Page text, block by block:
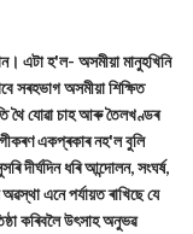
এটা হ'ল- অসমীয়া মানুহখিনি
সৰহভাগ অসমীয়া শিক্ষিত
থৈ যোৱা চাহ আৰু তৈলখণ্ডৰ
একপ্ৰকাৰ নহ'ল বুলি
ধৰি আন্দোলন, সংঘর্ষ,
এনে পৰ্যায়ত ৰাখিছে যে
কৰিবলৈ উৎসাহ অনুভৱ